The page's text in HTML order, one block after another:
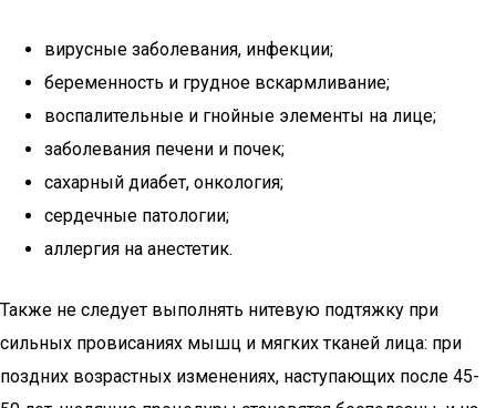
вирусные заболевания, инфекции;
беременность и грудное вскармливание;
воспалительные и гнойные элементы на лице;
заболевания печени и почек;
сахарный диабет, онкология;
сердечные патологии;
аллергия на анестетик.
Также не следует выполнять нитевую подтяжку при
сильных провисаниях мышц и мягких тканей лица: при
поздних возрастных изменениях, наступающих после 45-